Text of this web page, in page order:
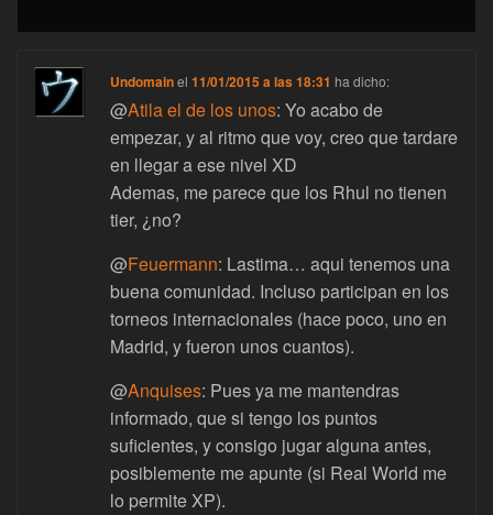
Undomainel11/01/2015 a las 18:31 ha dicho:
@Atila el de los unos: Yo acabo de
empezar, y al ritmo que voy, creo que tardare
en llegar a ese nivel XD
Ademas, me parece que los Rhul no tienen
tier, ¿no?
@Feuermann: Lastima… aqui tenemos una
buena comunidad. Incluso participan en los
torneos internacionales (hace poco, uno en
Madrid, y fueron unos cuantos).
@Anquises: Pues ya me mantendras
informado, que si tengo los puntos
suficientes, y consigo jugar alguna antes,
posiblemente me apunte (si Real World me
lo permite XP).